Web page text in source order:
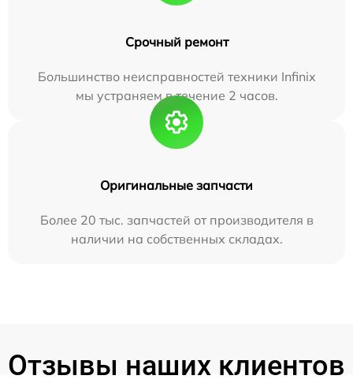
Срочный ремонт
Большинство неисправностей техники Infinix
мы устраняем в течение 2 часов.
Оригинальные запчасти
Более 20 тыс. запчастей от производителя в
наличии на собственных складах.
Отзывы наших клиентов